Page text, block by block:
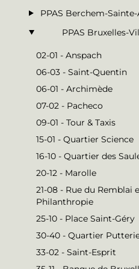
PPAS Berchem-
PPAS Bruxelles-
02-01 - Anspach
06-03 - Saint-Quentin
06-01 - Archimède
07-02 - Pacheco
09-01 - Tour & Taxis
15-01 - Quartier Science
16-10 - Quartier des
20-12 - Marolle
21-08 - Rue du Remblai
Philanthropie
25-10 - Place Saint-Géry
30-40 - Quartier
33-02 - Saint-Esprit